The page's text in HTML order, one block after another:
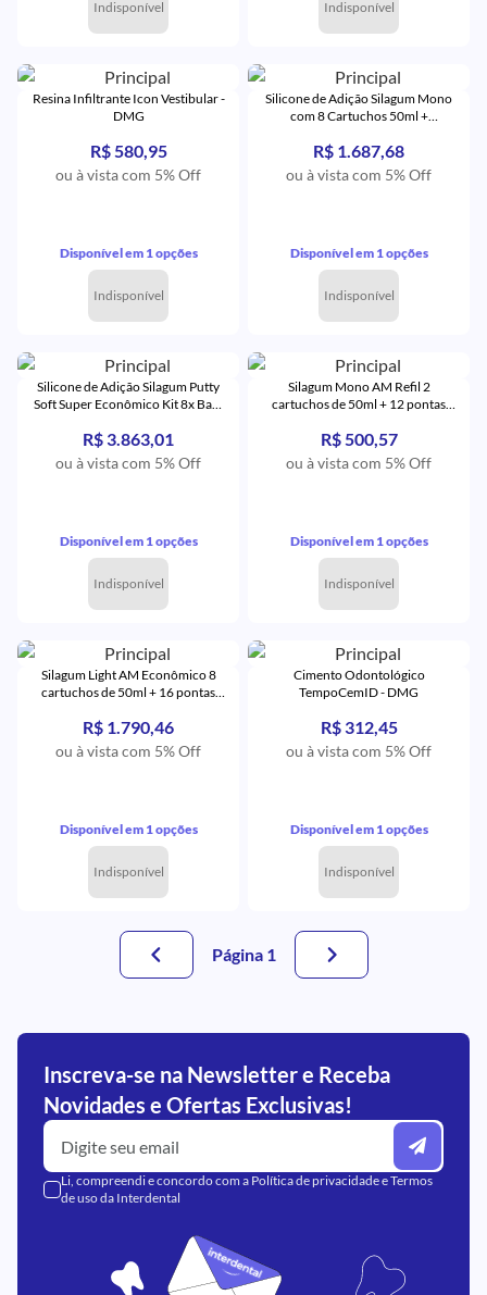
Indisponível Indisponível
Resina Infiltrante Icon Vestibular -
DMG
R$ 580,95
ou à vista com 5% Off
Disponível em 1 opções
Indisponível
Silicone de Adição Silagum Mono
com 8 Cartuchos 50ml +
R$ 1.687,68
ou à vista com 5% Off
Disponível em 1 opções
Indisponível
Silicone de Adição Silagum Putty
Soft Super Econômico Kit 8x Base
R$ 3.863,01
ou à vista com 5% Off
Disponível em 1 opções
Indisponível
Silagum Mono AM Refil 2
cartuchos de 50ml + 12 pontas
R$ 500,57
ou à vista com 5% Off
Disponível em 1 opções
Indisponível
Silagum Light AM Econômico 8
cartuchos de 50ml + 16 pontas
DMG
R$ 1.790,46
ou à vista com 5% Off
Disponível em 1 opções
Indisponível
Cimento Odontológico
TempoCemID - DMG
R$ 312,45
ou à vista com 5% Off
Disponível em 1 opções
Indisponível
Página 1
Inscreva-se na Newsletter e Receba
Novidades e Ofertas Exclusivas!
Li, compreendi e concordo com a Política de privacidadeeTermos
de usoda Interdental